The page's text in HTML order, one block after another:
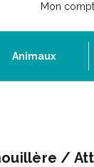
Mon
Animaux
/